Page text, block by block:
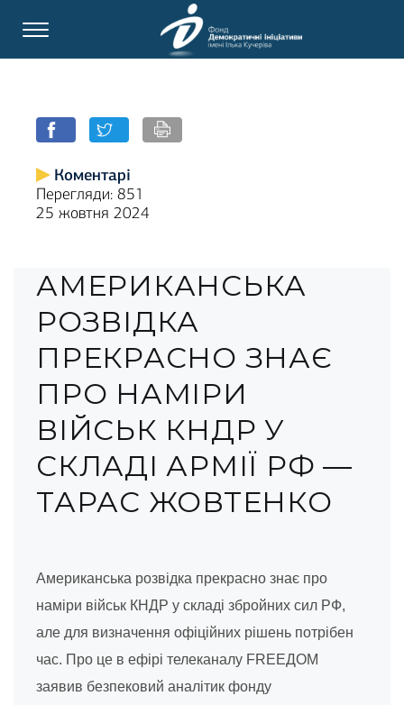
Коментарі
Перегляди: 851
25 жовтня 2024
АМЕРИКАНСЬКА
РОЗВІДКА
ПРЕКРАСНО ЗНАЄ
ПРО НАМІРИ
ВІЙСЬК КНДР У
СКЛАДІ АРМІЇ РФ —
ТАРАС ЖОВТЕНКО
Американська розвідка прекрасно знає про
наміри військ КНДР у складі збройних сил РФ,
але для визначення офіційних рішень потрібен
час. Про це в ефірі телеканалу FREEДОМ
заявив безпековий аналітик фонду